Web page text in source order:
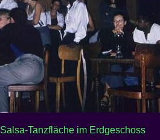
Salsa-Tanzfläche im Erdgeschoss